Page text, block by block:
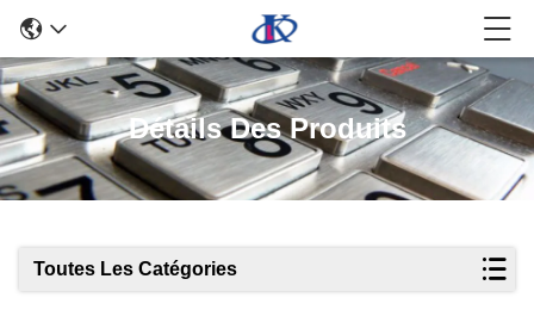
Détails Des Produits
Toutes Les Catégories